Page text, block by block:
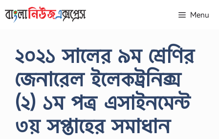
to
Menu
২০২১ সালের ৯ম শ্রেণির
জেনারেল ইলেকট্রনিক্স
(২) ১ম পত্র এসাইনমেন্ট
৩য় সপ্তাহের সমাধান